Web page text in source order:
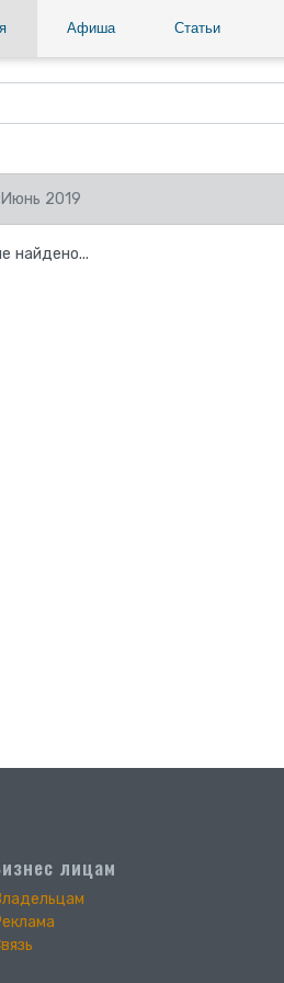
Афиша Статьи
2019
найдено...
лицам